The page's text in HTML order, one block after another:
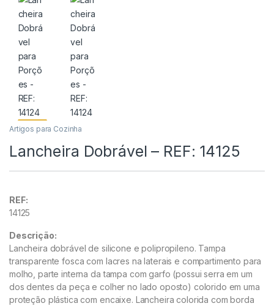
Artigos para Cozinha
Lancheira Dobrável – REF: 14125
REF:
14125
Descrição:
Lancheira dobrável de silicone e polipropileno. Tampa
transparente fosca com lacres na laterais e compartimento para
molho, parte interna da tampa com garfo (possui serra em um
dos dentes da peça e colher no lado oposto) colorido em uma
proteção plástica com encaixe. Lancheira colorida com borda